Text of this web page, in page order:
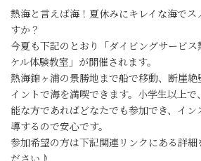
熱海と言えば海！夏休みにキレイな海でス
すか？
今夏も下記のとおり「ダイビングサービ
ケル体験教室」が開催されます。
熱海錦ヶ浦の景勝地まで船で移動、断崖
イントで海を満喫できます。小学生以上
能な方であればどなたでも参加でき、イ
導するので安心です。
参加希望の方は下記関連リンクにある詳細
ださい♪